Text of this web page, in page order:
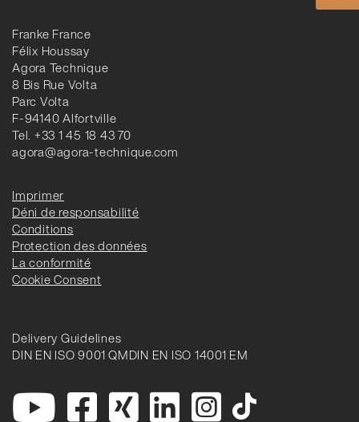
Franke France
Félix Houssay
Agora Technique
8 Bis Rue Volta
Parc Volta
F-94140 Alfortville
Tel. +33 1 45 18 43 70
agora@agora-technique.com
Imprimer
Déni de responsabilité
Conditions
Protection des données
La conformité
Cookie Consent
Delivery Guidelines
DIN EN ISO 9001 QMDIN EN ISO 14001 EM